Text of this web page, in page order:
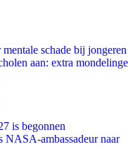
schade bij jongeren
aan: extra mondelinge
is begonnen
ambassadeur naar